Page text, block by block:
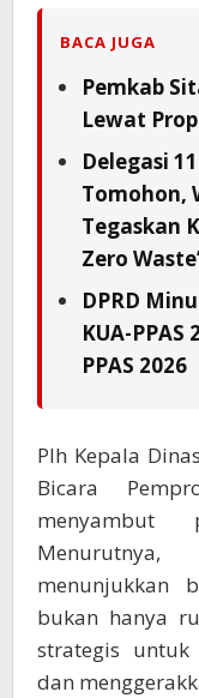
BACA JUGA
Pemkab
Lewat
Delegasi
Tomohon,
Tegaskan
Zero
DPRD
KUA-PPAS
PPAS 2026
Plh Kepala
Bicara
menyambut
menunjukkan
bukan hanya
strategis untuk
dan